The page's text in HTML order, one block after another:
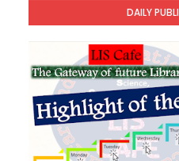
KVS Exam-
DAILY